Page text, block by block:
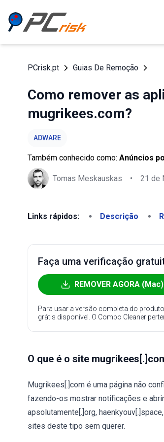
PCrisk.pt Guias De Remoção
Como remover as
mugrikees.com?
ADWARE
Também conhecido como: Anúncios
Tomas Meskauskas • 21 de
Links rápidos: Descrição
Faça uma verificação
REMOVER AGORA (Mac)
Para usar a versão completa do
grátis disponível. O Combo Cleaner
O que é o site
Mugrikees[.]com é uma página não
fazendo-os mostrar notificações e
apsolutamente[.]org,
sites deste tipo sem querer.